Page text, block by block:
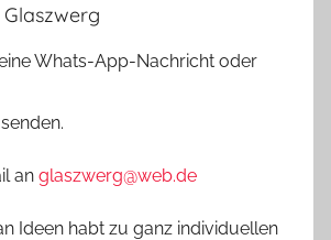
Whats-App-Nachricht oder
senden.
an glaszwerg@web.de
Ideen habt zu ganz individuellen